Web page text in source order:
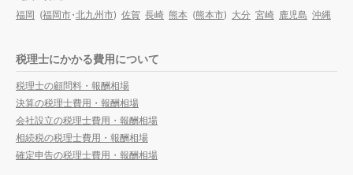
福岡 (福岡市・北九州市) 佐賀 長崎 熊本 (熊本市) 大分 宮崎 鹿児島 沖縄
税理士にかかる費用について
税理士の顧問料・報酬相場
決算の税理士費用・報酬相場
会社設立の税理士費用・報酬相場
相続税の税理士費用・報酬相場
確定申告の税理士費用・報酬相場